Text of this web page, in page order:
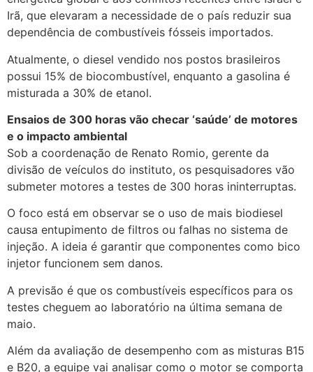
Irã, que elevaram a necessidade de o país reduzir sua
dependência de combustíveis fósseis importados.
Atualmente, o diesel vendido nos postos brasileiros
possui 15% de biocombustível, enquanto a gasolina é
misturada a 30% de etanol.
Ensaios de 300 horas vão checar ‘saúde’ de motores
e o impacto ambiental
Sob a coordenação de Renato Romio, gerente da
divisão de veículos do instituto, os pesquisadores vão
submeter motores a testes de 300 horas ininterruptas.
O foco está em observar se o uso de mais biodiesel
causa entupimento de filtros ou falhas no sistema de
injeção. A ideia é garantir que componentes como bico
injetor funcionem sem danos.
A previsão é que os combustíveis específicos para os
testes cheguem ao laboratório na última semana de
maio.
Além da avaliação de desempenho com as misturas B15
e B20, a equipe vai analisar como o motor se comporta